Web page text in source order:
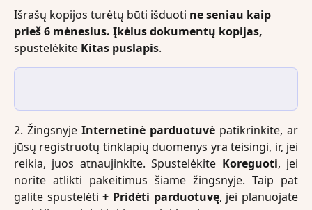
Išrašų kopijos turėtų būti išduoti ne seniau kaip
prieš 6 mėnesius. Įkėlus dokumentų kopijas,
spustelėkite Kitas puslapis.
2. Žingsnyje Internetinė parduotuvė patikrinkite, ar
jūsų registruotų tinklapių duomenys yra teisingi, ir, jei
reikia, juos atnaujinkite. Spustelėkite Koreguoti, jei
norite atlikti pakeitimus šiame žingsnyje. Taip pat
galite spustelėti+ Pridėti parduotuvę, jei planuojate